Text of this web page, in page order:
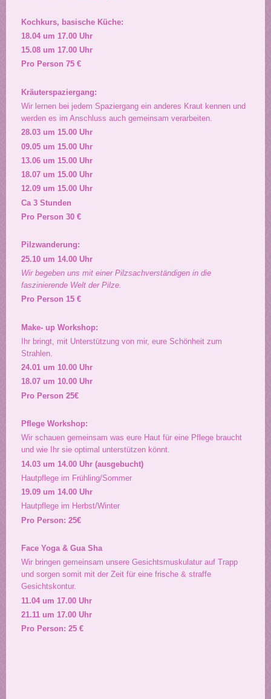
Kochkurs, basische Küche:
18.04 um 17.00 Uhr
15.08 um 17.00 Uhr
Pro Person 75 €
Kräuterspaziergang:
Wir lernen bei jedem Spaziergang ein anderes Kraut kennen und
werden es im Anschluss auch gemeinsam verarbeiten.
28.03 um 15.00 Uhr
09.05 um 15.00 Uhr
13.06 um 15.00 Uhr
18.07 um 15.00 Uhr
12.09 um 15.00 Uhr
Ca 3 Stunden
Pro Person 30 €
Pilzwanderung:
25.10 um 14.00 Uhr
Wir begeben uns mit einer Pilzsachverständigen in die
faszinierende Welt der Pilze.
Pro Person 15 €
Make- up Workshop:
Ihr bringt, mit Unterstützung von mir, eure Schönheit zum
Strahlen.
24.01 um 10.00 Uhr
18.07 um 10.00 Uhr
Pro Person 25€
Pflege Workshop:
Wir schauen gemeinsam was eure Haut für eine Pflege braucht
und wie Ihr sie optimal unterstützen könnt.
14.03 um 14.00 Uhr (ausgebucht)
Hautpflege im Frühling/Sommer
19.09 um 14.00 Uhr
Hautpflege im Herbst/Winter
Pro Person: 25€
Face Yoga & Gua Sha
Wir bringen gemeinsam unsere Gesichtsmuskulatur auf Trapp
und sorgen somit mit der Zeit für eine frische & straffe
Gesichtskontur.
11.04 um 17.00 Uhr
21.11 um 17.00 Uhr
Pro Person: 25 €